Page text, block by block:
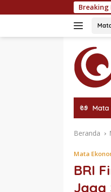
ke
Breaking
Mata
Beranda
Mata
BRI
Jaga